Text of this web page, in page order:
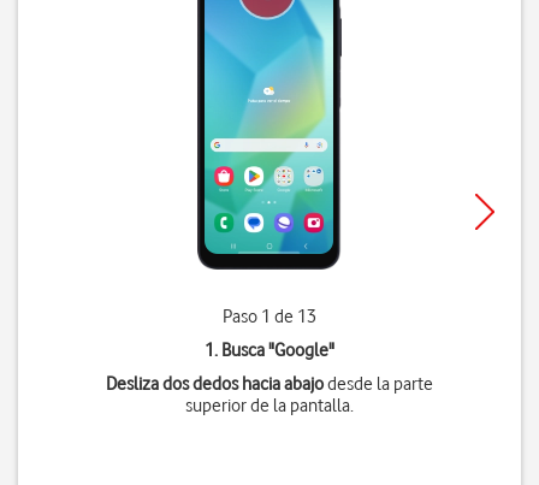
Paso 1 de 13
1. Busca "Google"
Desliza dos dedos hacia abajodesde la parte
superior de la pantalla.